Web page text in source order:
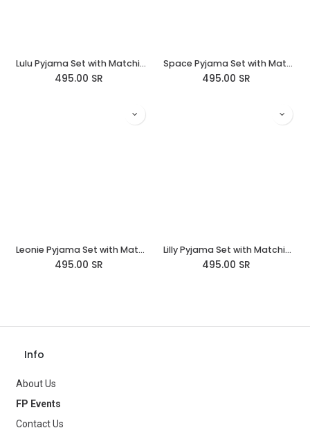
Lulu Pyjama Set with Matching Teddy Bear
495.00 SR
Space Pyjama Set with Matching Teddy Bear
495.00 SR
Leonie Pyjama Set with Matching Teddy Bear
495.00 SR
Lilly Pyjama Set with Matching Teddy Bear & teddy embroidery
495.00 SR
Info
About Us
FP Events
Contact Us